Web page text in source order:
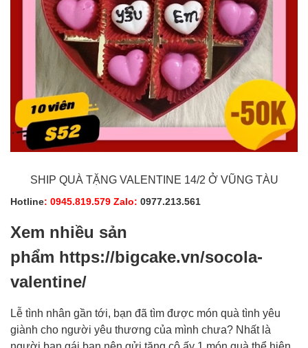
SHIP QUÀ TẶNG VALENTINE 14/2 Ở VŨNG TÀU
Hotline: 0945.819.579 Zalo: 0977.213.561
Xem nhiều sản
phẩm https://bigcake.vn/socola-
valentine/
Lễ tình nhân gần tới, bạn đã tìm được món quà tình yêu
giành cho người yêu thương của mình chưa? Nhất là